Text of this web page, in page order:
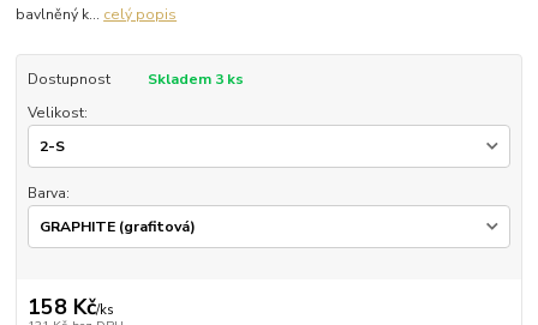
bavlněný k... celý popis
Dostupnost
Skladem 3 ks
Velikost:
Barva:
158 Kč/ks